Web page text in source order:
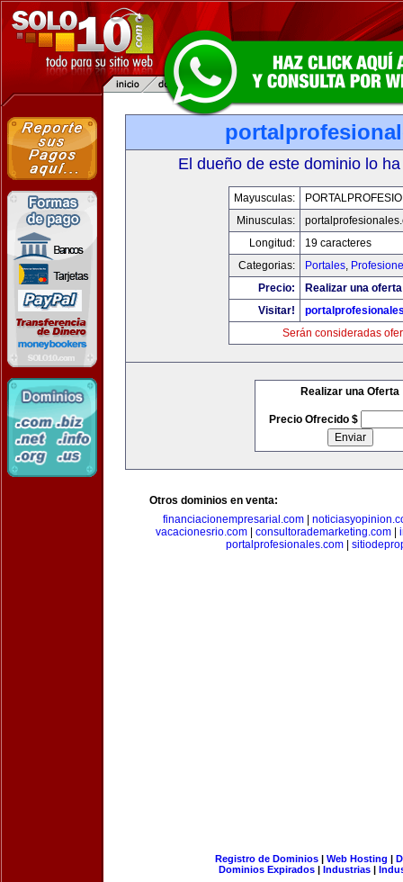
El dueño de este dominio lo
Mayusculas:
Minusculas:
Longitud:
19 caracteres
Categorias:
Portales,
Precio:
Realizar una
Visitar!
Serán consideradas
Realizar una Oferta
Precio Ofrecido $
Otros dominios en venta:
financiacionempresarial.com
vacacionesrio.com
consultorademarketing.com
portalprofesionales.com|
Registro de Dominios| Web Hosting |
Dominios Expirados | Industrias |